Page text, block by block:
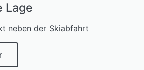
Lage
neben der Skiabfahrt